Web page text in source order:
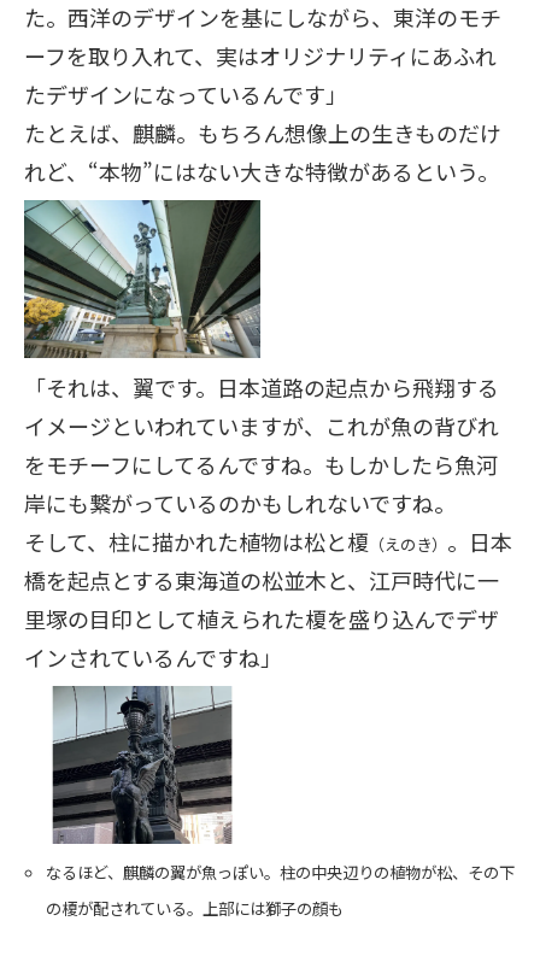
た。西洋のデザインを基にしながら、東洋のモチ
ーフを取り入れて、実はオリジナリティにあふれ
たデザインになっているんです」
たとえば、麒麟。もちろん想像上の生きものだけ
れど、“本物”にはない大きな特徴があるという。
「それは、翼です。日本道路の起点から飛翔する
イメージといわれていますが、これが魚の背びれ
をモチーフにしてるんですね。もしかしたら魚河
岸にも繋がっているのかもしれないですね。
そして、柱に描かれた植物は松と榎 （えのき） 。日本
橋を起点とする東海道の松並木と、江戸時代に一
里塚の目印として植えられた榎を盛り込んでデザ
インされているんですね」
なるほど、麒麟の翼が魚っぽい。柱の中央辺りの植物が松、その下
の榎が配されている。上部には獅子の顔も